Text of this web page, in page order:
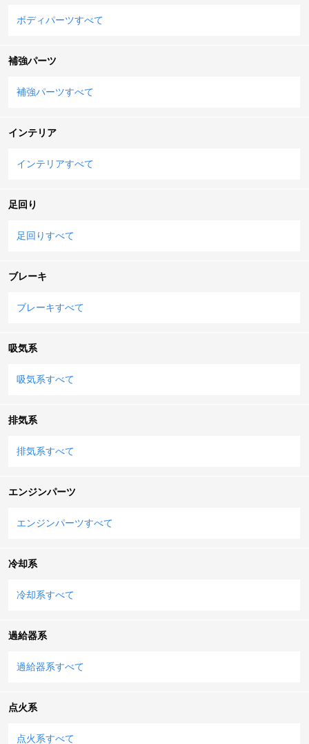
ボディパーツすべて
補強パーツ
補強パーツすべて
インテリア
インテリアすべて
足回り
足回りすべて
ブレーキ
ブレーキすべて
吸気系
吸気系すべて
排気系
排気系すべて
エンジンパーツ
エンジンパーツすべて
冷却系
冷却系すべて
過給器系
過給器系すべて
点火系
点火系すべて